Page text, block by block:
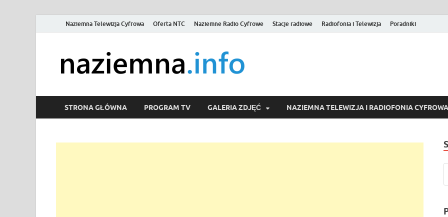
Naziemna Telewizja Cyfrowa Oferta NTC Naziemne Radio Cyfrowe Stacje radiowe Radiofonia i Telewizja Poradniki
Wideo online, VOD
STRONA GŁÓWNA PROGRAM TV GALERIA ZDJĘĆ NAZIEMNA TELEWIZJA I RADIOFONIA CYFROWA